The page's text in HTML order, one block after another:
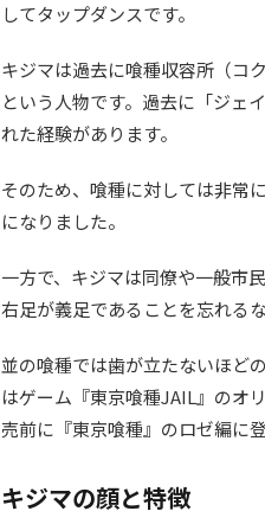
してタップダンスです。
キジマは過去に喰種収容所（コ
という人物です。過去に「ジェ
れた経験があります。
そのため、喰種に対しては非常
になりました。
一方で、キジマは同僚や一般市
右足が義足であることを忘れる
並の喰種では歯が立たないほど
はゲーム『東京喰種JAIL』のオ
売前に『東京喰種』のロゼ編に
キジマの顔と特徴